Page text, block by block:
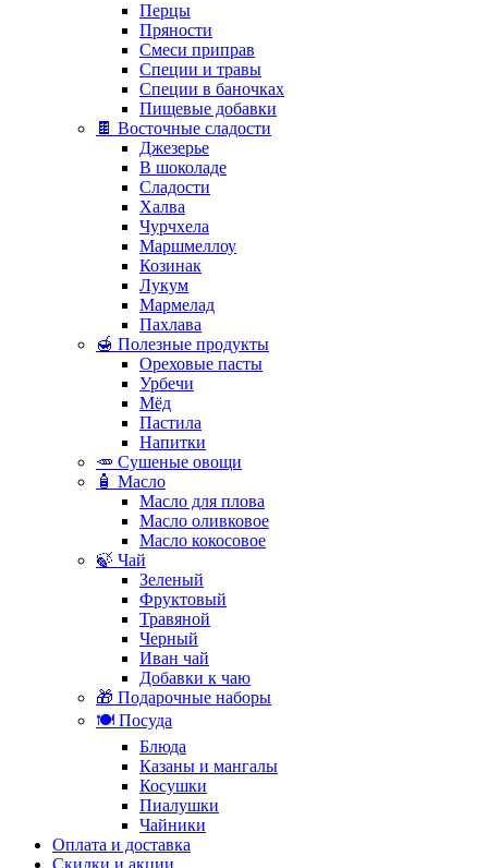
Перцы
Пряности
Смеси приправ
Специи и травы
Специи в баночках
Пищевые добавки
🍫 Восточные сладости
Джезерье
В шоколаде
Сладости
Халва
Чурчхела
Маршмеллоу
Козинак
Лукум
Мармелад
Пахлава
🍯 Полезные продукты
Ореховые пасты
Урбечи
Мёд
Пастила
Напитки
🥕 Сушеные овощи
🧴 Масло
Масло для плова
Масло оливковое
Масло кокосовое
🍃 Чай
Зеленый
Фруктовый
Травяной
Черный
Иван чай
Добавки к чаю
🎁 Подарочные наборы
🍽️ Посуда
Блюда
Казаны и мангалы
Косушки
Пиалушки
Чайники
Оплата и доставка
Скидки и акции